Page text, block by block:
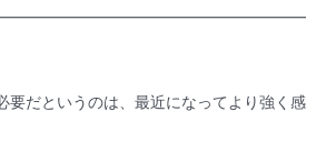
要だというのは、最近になってより強く感